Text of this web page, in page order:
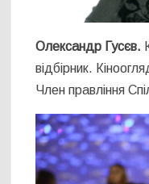
Олександр Гусєв.
відбірник.
Член правління